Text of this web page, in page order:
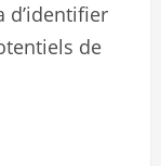
d’identifier
de